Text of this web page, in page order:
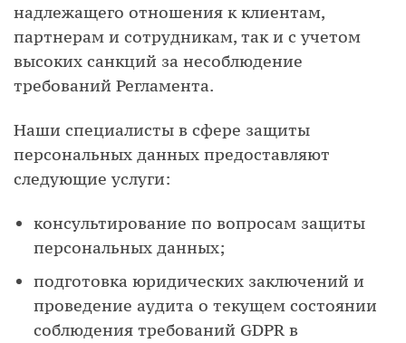
надлежащего отношения к клиентам,
партнерам и сотрудникам, так и с учетом
высоких санкций за несоблюдение
требований Регламента.
Наши специалисты в сфере защиты
персональных данных предоставляют
следующие услуги:
консультирование по вопросам защиты
персональных данных;
подготовка юридических заключений и
проведение аудита о текущем состоянии
соблюдения требований GDPR в